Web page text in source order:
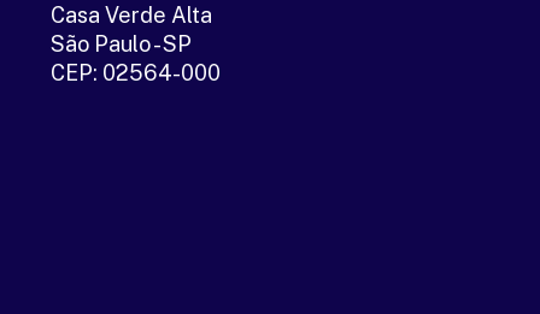
Casa Verde Alta
São Paulo - SP
CEP: 02564-000